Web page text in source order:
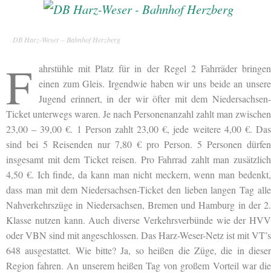
DB Harz-Weser – Bahnhof Herzberg
F ahrstühle mit Platz für in der Regel 2 Fahrräder bringen
einen zum Gleis. Irgendwie haben wir uns beide an unsere
Jugend erinnert, in der wir öfter mit dem Niedersachsen-
Ticket unterwegs waren. Je nach Personenanzahl zahlt man zwischen
23,00 – 39,00 €. 1 Person zahlt 23,00 €, jede weitere 4,00 €. Das
sind bei 5 Reisenden nur 7,80 € pro Person. 5 Personen dürfen
insgesamt mit dem Ticket reisen. Pro Fahrrad zahlt man zusätzlich
4,50 €. Ich finde, da kann man nicht meckern, wenn man bedenkt,
dass man mit dem Niedersachsen-Ticket den lieben langen Tag alle
Nahverkehrszüge in Niedersachsen, Bremen und Hamburg in der 2.
Klasse nutzen kann. Auch diverse Verkehrsverbünde wie der HVV
oder VBN sind mit angeschlossen. Das Harz-Weser-Netz ist mit VT’s
648 ausgestattet. Wie bitte? Ja, so heißen die Züge, die in dieser
Region fahren. An unserem heißen Tag von großem Vorteil war die